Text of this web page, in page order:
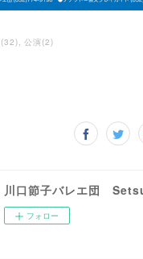
(32) 公演(2)
フォロー